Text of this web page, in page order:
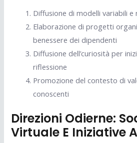
Diffusione di modelli variabili
Elaborazione di progetti
benessere dei dipendenti
Diffusione dell’curiosità per
riflessione
Promozione del contesto di
conoscenti
Direzioni Odierne:
Virtuale E Iniziative